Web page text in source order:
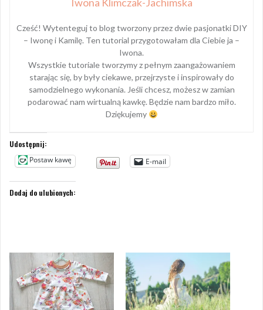
Iwona Klimczak-Jachimska
Cześć! Wytenteguj to blog tworzony przez dwie pasjonatki DIY
– Iwonę i Kamilę. Ten tutorial przygotowałam dla Ciebie ja –
Iwona.
Wszystkie tutoriale tworzymy z pełnym zaangażowaniem
starając się, by były ciekawe, przejrzyste i inspirowały do
samodzielnego wykonania. Jeśli chcesz, możesz w zamian
podarować nam wirtualną kawkę. Będzie nam bardzo miło.
Dziękujemy
Udostępnij:
Postaw kawę
E-mail
Dodaj do ulubionych: